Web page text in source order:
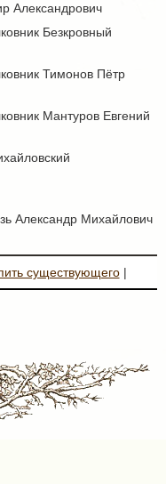
Александрович
Безкровный
Тимонов Пётр
Мантуров Евгений
Александр Михайлович
существующего|